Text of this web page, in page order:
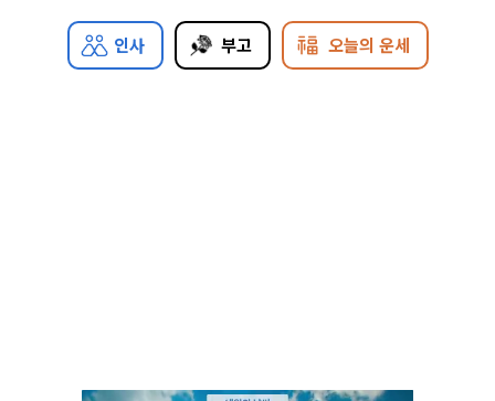
인사 부고 오늘의 운세